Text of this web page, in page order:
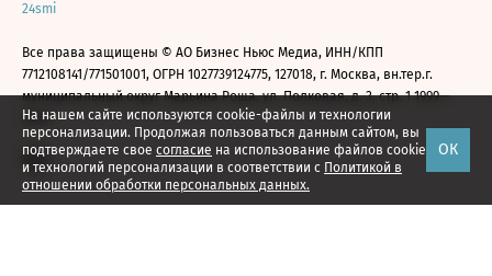
На нашем сайте используются cookie-файлы и технологии
персонализации. Продолжая пользоваться данным сайтом, вы
подтверждаете свое согласие на использование файлов cookie
и технологий персонализации в соответствии с Политикой в
отношении обработки персональных данных.
ОК
24smi
Все права защищены © АО Бизнес Ньюс Медиа, ИНН/КПП
7712108141/771501001, ОГРН 1027739124775, 127018, г. Москва, вн.тер.г.
муниципальный округ Марьина Роща, ул. Полковая, д. 3, стр. 1 1999—
2026